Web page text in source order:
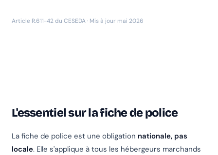
Article R.611-42 du CESEDA · Mis à jour mai 2026
L'essentiel sur la fiche de police
La fiche de police est une obligation nationale, pas
locale. Elle s'applique à tous les hébergeurs marchands